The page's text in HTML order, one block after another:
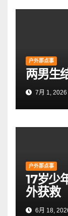
户外那点事
两男生
7月 1, 2026
户外那点事
17岁少
外获救
6月 18,